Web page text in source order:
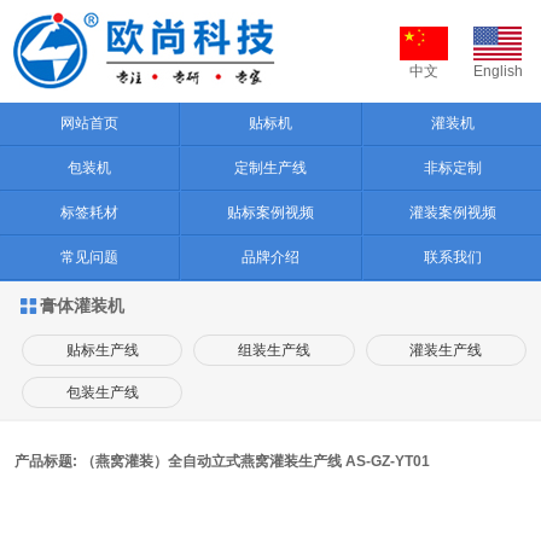
中文 English
网站首页 贴标机 灌装机
包装机 定制生产线 非标定制
标签耗材 贴标案例视频 灌装案例视频
常见问题 品牌介绍 联系我们
 膏体灌装机
贴标生产线 组装生产线 灌装生产线
包装生产线
产品标题: （燕窝灌装）全自动立式燕窝灌装生产线 AS-GZ-YT01